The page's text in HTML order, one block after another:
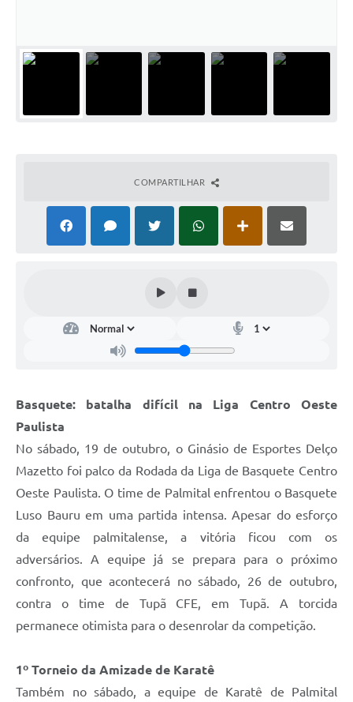
COMPARTILHAR
Basquete: batalha difícil na Liga Centro Oeste
Paulista
No sábado, 19 de outubro, o Ginásio de Esportes Delço
Mazetto foi palco da Rodada da Liga de Basquete Centro
Oeste Paulista. O time de Palmital enfrentou o Basquete
Luso Bauru em uma partida intensa. Apesar do esforço
da equipe palmitalense, a vitória ficou com os
adversários. A equipe já se prepara para o próximo
confronto, que acontecerá no sábado, 26 de outubro,
contra o time de Tupã CFE, em Tupã. A torcida
permanece otimista para o desenrolar da competição.
1º Torneio da Amizade de Karatê
Também no sábado, a equipe de Karatê de Palmital